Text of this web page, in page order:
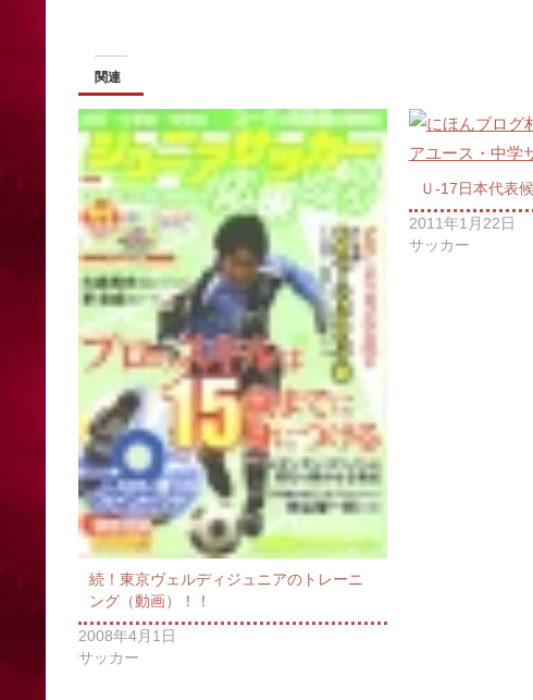
関連
続！東京ヴェルディジュニアのトレーニ
ング（動画）！！
2008年4月1日
サッカー
Ｕ-17日本代表
2011年1月22日
サッカー